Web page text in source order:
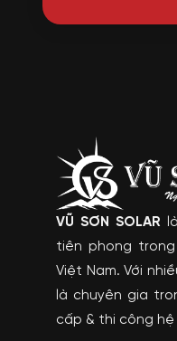
VŨ SƠN SOLAR
tiên phong
Việt Nam. Với
là chuyên gia
cấp & thi công